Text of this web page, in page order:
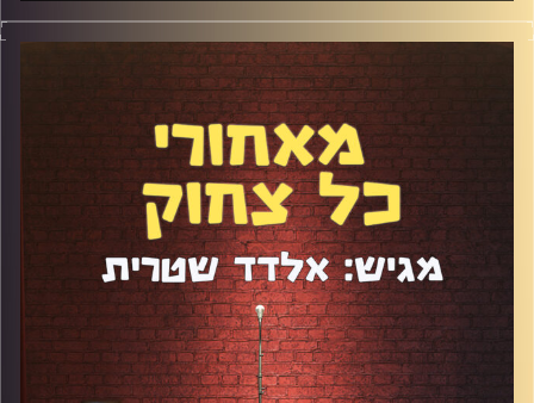
הנה זה בא. אחרי עוד הפוגת סגר/קורונה/עוצר מגיע הפרק
ה-93 עם שמעון ראיצ'יק – הסטנדאפיסט עם הכינור. שמעון
הוא קומיקאי מיוחד ונדיר בנוף הסצנה הישראלית. יש לו קצב
משלו, סגנון משלו, ואפילו כינור שאיתו הוא עולה לבמה. דיברנו
על השינויים הגדולים שהוא עבר בשנה האחרונה, על ההורות
המתקרבת, על מדע, כתיבה ועוד.
קרדיט תמונות:אלדד שטרית